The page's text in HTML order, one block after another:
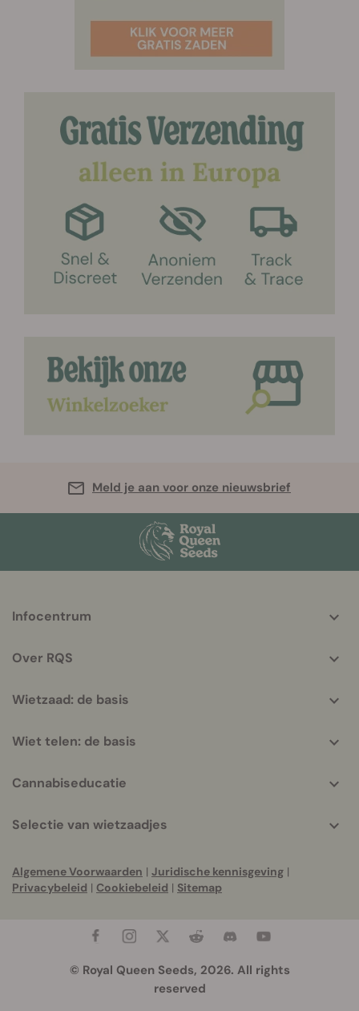
Meld je aan voor onze nieuwsbrief
helpful
Infocentrum
Over RQS
Wietzaad: de basis
Wiet telen: de basis
Cannabiseducatie
Selectie van wietzaadjes
Algemene Voorwaarden | Juridische kennisgeving |
Privacybeleid | Cookiebeleid | Sitemap
© Royal Queen Seeds, 2026. All rights
reserved